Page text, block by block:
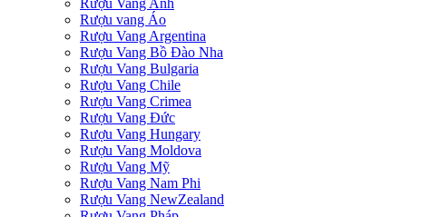
Rượu Vang Anh
Rượu vang Áo
Rượu Vang Argentina
Rượu Vang Bồ Đào Nha
Rượu Vang Bulgaria
Rượu Vang Chile
Rượu Vang Crimea
Rượu Vang Đức
Rượu Vang Hungary
Rượu Vang Moldova
Rượu Vang Mỹ
Rượu Vang Nam Phi
Rượu Vang NewZealand